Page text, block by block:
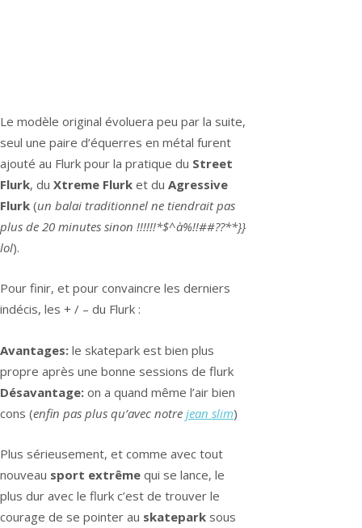
Le modèle original évoluera peu par la suite,
seul une paire d’équerres en métal furent
ajouté au Flurk pour la pratique du Street
Flurk, du Xtreme Flurk et du Agressive
Flurk (un balai traditionnel ne tiendrait pas
plus de 20 minutes sinon !!!!!!*$^à%!!##??**}}
lol).
Pour finir, et pour convaincre les derniers
indécis, les + / – du Flurk :
Avantages: le skatepark est bien plus
propre après une bonne sessions de flurk
Désavantage: on a quand même l’air bien
cons (enfin pas plus qu’avec notre jean slim)
Plus sérieusement, et comme avec tout
nouveau sport extrême qui se lance, le
plus dur avec le flurk c’est de trouver le
courage de se pointer au skatepark sous